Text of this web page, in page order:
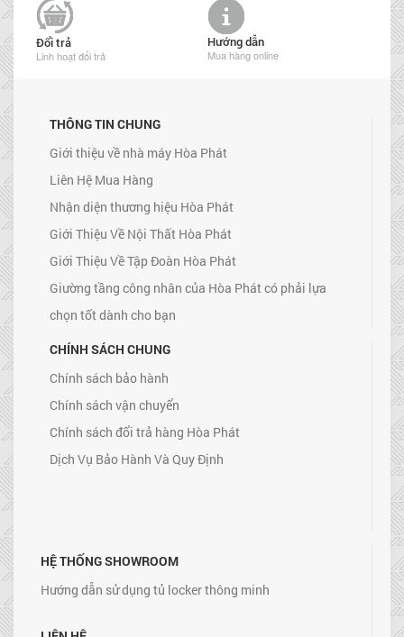
Đổi trả
Linh hoạt đổi trả
Hướng dẫn
Mua hàng online
THÔNG TIN CHUNG
Giới thiệu về nhà máy Hòa Phát
Liên Hệ Mua Hàng
Nhận diện thương hiệu Hòa Phát
Giới Thiệu Về Nội Thất Hòa Phát
Giới Thiệu Về Tập Đoàn Hòa Phát
Giường tầng công nhân của Hòa Phát có phải lựa
chọn tốt dành cho bạn
CHÍNH SÁCH CHUNG
Chính sách bảo hành
Chính sách vận chuyển
Chính sách đổi trả hàng Hòa Phát
Dịch Vụ Bảo Hành Và Quy Định
HỆ THỐNG SHOWROOM
Hướng dẫn sử dụng tủ locker thông minh